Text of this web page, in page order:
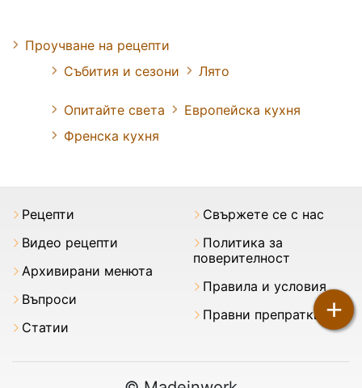
+
Проучване на рецепти
Събития и сезони
Лято
Опитайте света
Европейска кухня
Френска кухня
Рецепти
Видео рецепти
Архивирани менюта
Въпроси
Статии
Свържете се с нас
Политика за
поверителност
Правила и условия
Правни препратки